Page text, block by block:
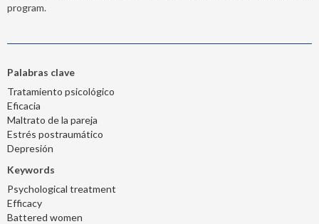
program.
Palabras clave
Tratamiento psicológico
Eficacia
Maltrato de la pareja
Estrés postraumático
Depresión
Keywords
Psychological treatment
Efficacy
Battered women